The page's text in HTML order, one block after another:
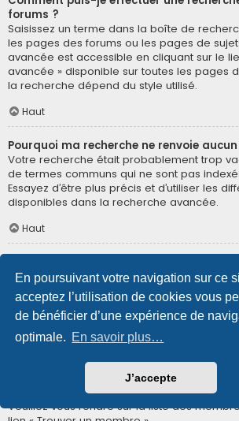
En poursuivant votre navigation sur ce
acceptez l’utilisation de cookies vous
de bénéficier d’une expérience de
optimale. En savoir plus…
J’accepte
forums ?
Saisissez un terme dans la boîte de
les pages des forums ou les pages de
avancée est accessible en cliquant sur le
avancée » disponible sur toutes les pages
la recherche dépend du style utilisé.
Haut
Pourquoi ma recherche ne renvoie
Votre recherche était probablement trop
de termes communs qui ne sont pas
Essayez d’être plus précis et d’utiliser les
disponibles dans la recherche avancée.
Haut
Pourquoi ma recherche renvoie à une
Votre recherche a renvoyé trop de
puisse les afficher. Utilisez la recherche
d’être plus précis dans les termes
sélection des forums dans lesquels vous
une recherche.
Comment puis-je rechercher des
Veuillez vous rendre sur la liste des